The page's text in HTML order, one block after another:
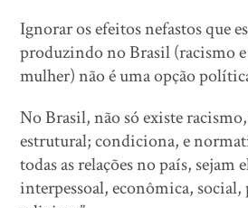
Ignorar os efeitos nefastos que
produzindo no Brasil (racismo
mulher) não é uma opção
No Brasil, não só existe
estrutural; condiciona, e
todas as relações no país, sejam
interpessoal, econômica,